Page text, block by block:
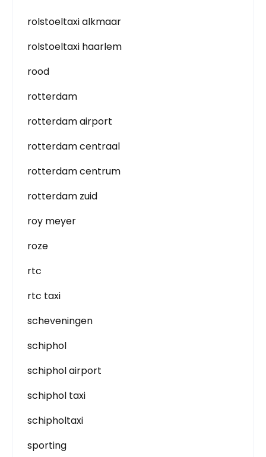
rolstoeltaxi alkmaar
rolstoeltaxi haarlem
rood
rotterdam
rotterdam airport
rotterdam centraal
rotterdam centrum
rotterdam zuid
roy meyer
roze
rtc
rtc taxi
scheveningen
schiphol
schiphol airport
schiphol taxi
schipholtaxi
sporting